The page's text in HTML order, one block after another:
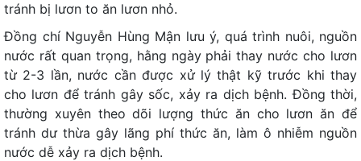
tránh bị lươn to ăn lươn nhỏ.
Đồng chí Nguyễn Hùng Mận lưu ý, quá trình nuôi, nguồn
nước rất quan trọng, hằng ngày phải thay nước cho lươn
từ 2-3 lần, nước cần được xử lý thật kỹ trước khi thay
cho lươn để tránh gây sốc, xảy ra dịch bệnh. Đồng thời,
thường xuyên theo dõi lượng thức ăn cho lươn ăn để
tránh dư thừa gây lãng phí thức ăn, làm ô nhiễm nguồn
nước dễ xảy ra dịch bệnh.